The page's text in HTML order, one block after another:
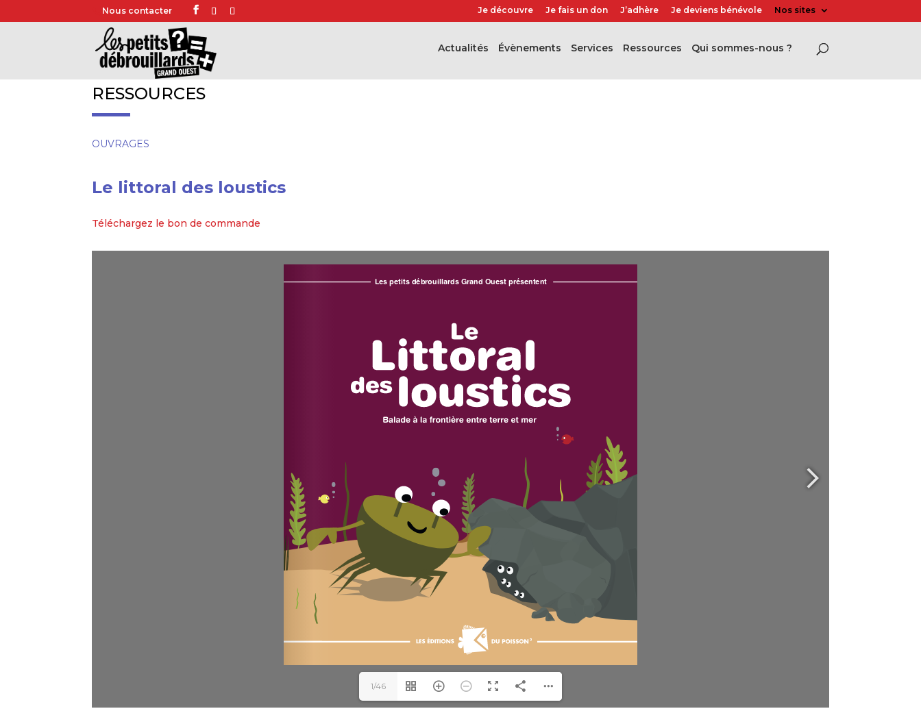
Nous contacter Je découvre Je fais un don J’adhère Je deviens bénévole Nos sites
Actualités évènements Services Ressources Qui sommes-nous ?
RESSOURCES
OUVRAGES
Le littoral des loustics
Téléchargez le bon de commande
1/46